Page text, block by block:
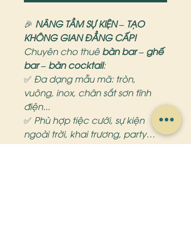
🎉 NÂNG TẦM SỰ KIỆN – TẠO
KHÔNG GIAN ĐẲNG CẤP!
Chuyên cho thuê bàn bar – ghế
bar – bàn cocktail:
✅ Đa dạng mẫu mã: tròn,
vuông, inox, chân sắt sơn tĩnh
điện...
✅ Phù hợp tiệc cưới, sự kiện
ngoài trời, khai trương, party…
✅ Setup nhanh gọn – Giao tận